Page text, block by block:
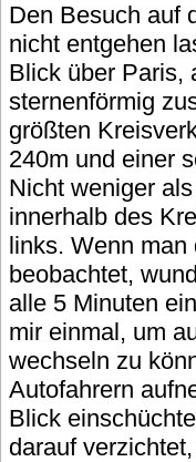
Den Besuch auf
nicht entgehen
Blick über Paris,
sternenförmig
größten
240m und einer
Nicht weniger
innerhalb des
links. Wenn
beobachtet,
alle 5 Minuten
mir einmal, um
wechseln zu
Autofahrern
Blick
darauf